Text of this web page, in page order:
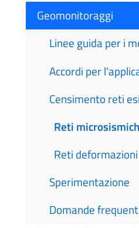
Geomonitoraggi
Linee guida per i
Accordi per
Censimento reti
Reti
Reti
Sperimentazione
Domande